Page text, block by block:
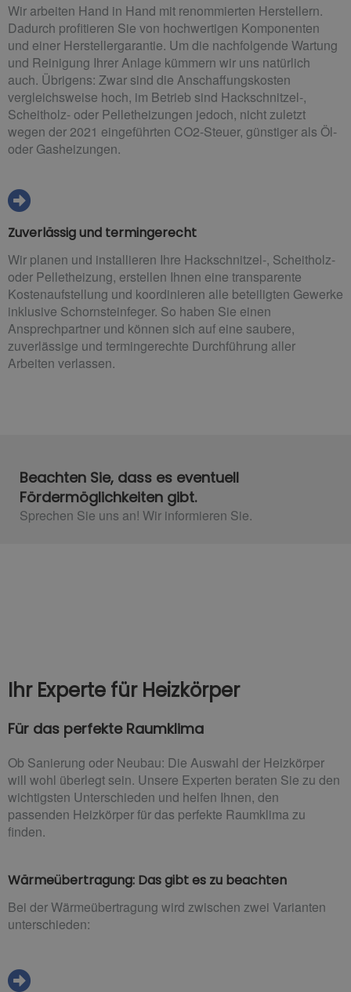
Wir arbeiten Hand in Hand mit renommierten Herstellern.
Dadurch profitieren Sie von hochwertigen Komponenten
und einer Herstellergarantie. Um die nachfolgende Wartung
und Reinigung Ihrer Anlage kümmern wir uns natürlich
auch. Übrigens: Zwar sind die Anschaffungskosten
vergleichsweise hoch, im Betrieb sind Hackschnitzel-,
Scheitholz- oder Pelletheizungen jedoch, nicht zuletzt
wegen der 2021 eingeführten CO2-Steuer, günstiger als Öl-
oder Gasheizungen.
Zuverlässig und termingerecht
Wir planen und installieren Ihre Hackschnitzel-, Scheitholz-
oder Pelletheizung, erstellen Ihnen eine transparente
Kostenaufstellung und koordinieren alle beteiligten Gewerke
inklusive Schornsteinfeger. So haben Sie einen
Ansprechpartner und können sich auf eine saubere,
zuverlässige und termingerechte Durchführung aller
Arbeiten verlassen.
Beachten Sie, dass es eventuell
Fördermöglichkeiten gibt.
Sprechen Sie uns an! Wir informieren Sie.​
Ihr Experte für Heizkörper
Für das perfekte Raumklima
Ob Sanierung oder Neubau: Die Auswahl der Heizkörper
will wohl überlegt sein. Unsere Experten beraten Sie zu den
wichtigsten Unterschieden und helfen Ihnen, den
passenden Heizkörper für das perfekte Raumklima zu
finden.
Wärmeübertragung: Das gibt es zu beachten
Bei der Wärmeübertragung wird zwischen zwei Varianten
unterschieden: